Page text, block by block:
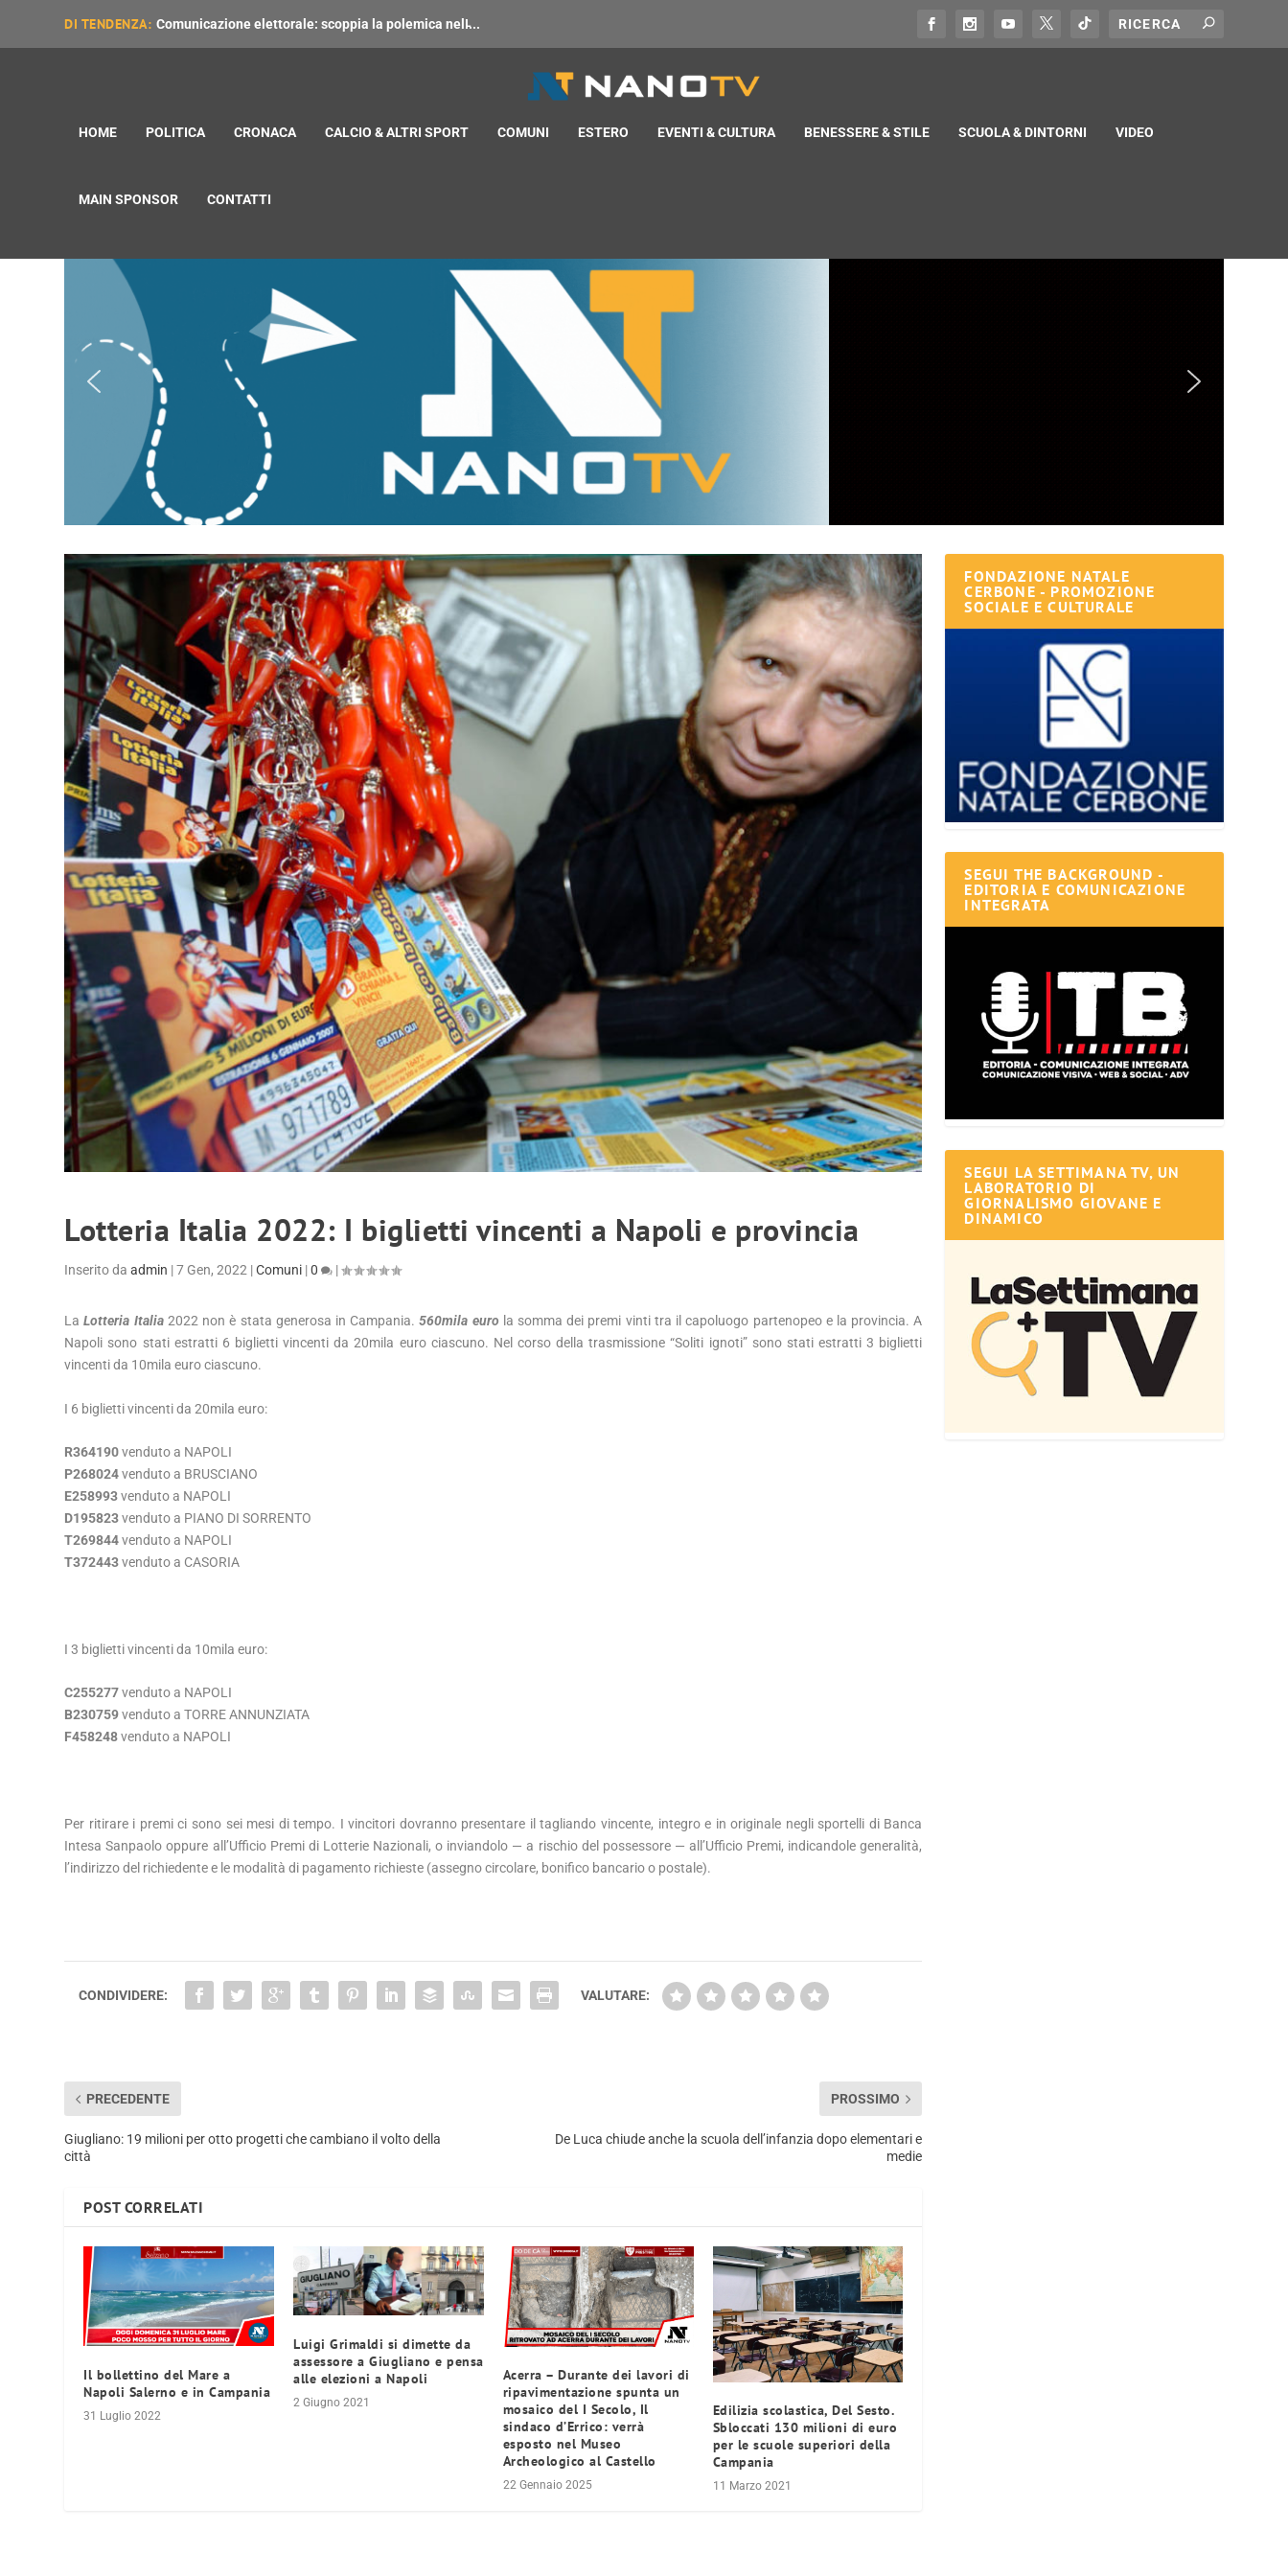
DI TENDENZA: Comunicazione elettorale: scoppia la polemica nell̵...
HOME POLITICA CRONACA CALCIO & ALTRI SPORT COMUNI ESTERO EVENTI & CULTURA BENESSERE & STILE SCUOLA & DINTORNI VIDEO
MAIN SPONSOR CONTATTI
Lotteria Italia 2022: I biglietti vincenti a Napoli e provincia
Inserito daadmin |7 Gen, 2022 |Comuni |0 |
LaLotteria Italia2022 non è stata generosa in Campania.560mila euro la somma dei premi vinti tra il capoluogo partenopeo e la provincia. A
Napoli sono stati estratti 6 biglietti vincenti da 20mila euro ciascuno. Nel corso della trasmissione “Soliti ignoti” sono stati estratti 3 biglietti
vincenti da 10mila euro ciascuno.
I 6 biglietti vincenti da 20mila euro:
R364190venduto a NAPOLI
P268024venduto a BRUSCIANO
E258993venduto a NAPOLI
D195823venduto a PIANO DI SORRENTO
T269844venduto a NAPOLI
T372443venduto a CASORIA
I 3 biglietti vincenti da 10mila euro:
C255277venduto a NAPOLI
B230759venduto a TORRE ANNUNZIATA
F458248venduto a NAPOLI
Per ritirare i premi ci sono sei mesi di tempo. I vincitori dovranno presentare il tagliando vincente, integro e in originale negli sportelli di Banca
Intesa Sanpaolo oppure all’Ufficio Premi di Lotterie Nazionali, o inviandolo — a rischio del possessore — all’Ufficio Premi, indicandole generalità,
l’indirizzo del richiedente e le modalità di pagamento richieste (assegno circolare, bonifico bancario o postale).
CONDIVIDERE: VALUTARE:
PRECEDENTE
Giugliano: 19 milioni per otto progetti che cambiano il volto della
città
PROSSIMO
De Luca chiude anche la scuola dell’infanzia dopo elementari e
medie
POST CORRELATI
Il bollettino del Mare a
Napoli Salerno e in Campania
31 Luglio 2022
Luigi Grimaldi si dimette da
assessore a Giugliano e pensa
alle elezioni a Napoli
2 Giugno 2021
Acerra – Durante dei lavori di
ripavimentazione spunta un
mosaico del I Secolo, Il
sindaco d’Errico: verrà
esposto nel Museo
Archeologico al Castello
22 Gennaio 2025
Edilizia scolastica, Del Sesto.
Sbloccati 130 milioni di euro
per le scuole superiori della
Campania
11 Marzo 2021
FONDAZIONE NATALE
CERBONE - PROMOZIONE
SOCIALE E CULTURALE
SEGUI THE BACKGROUND -
EDITORIA E COMUNICAZIONE
INTEGRATA
SEGUI LA SETTIMANA TV, UN
LABORATORIO DI
GIORNALISMO GIOVANE E
DINAMICO